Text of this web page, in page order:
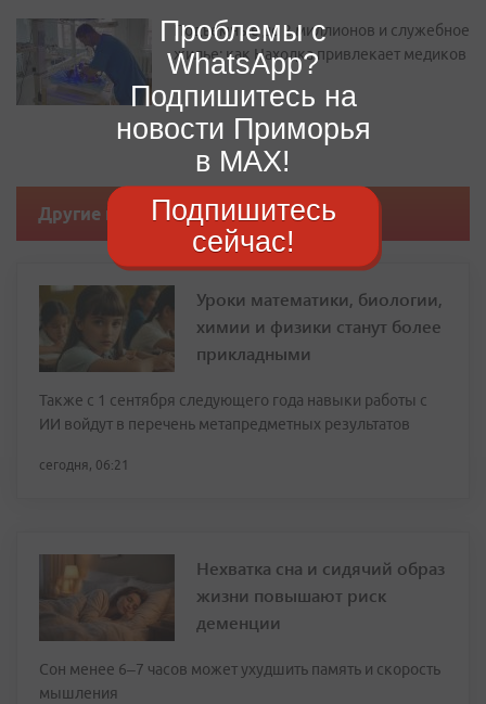
Подъемные до 2 миллионов и служебное
жилье: как Находка привлекает медиков
Другие новости
Уроки математики, биологии,
химии и физики станут более
прикладными
Также с 1 сентября следующего года навыки работы с
ИИ войдут в перечень метапредметных результатов
сегодня, 06:21
Нехватка сна и сидячий образ
жизни повышают риск
деменции
Сон менее 6–7 часов может ухудшить память и скорость
мышления
Проблемы с
WhatsApp?
Подпишитесь на
новости Приморья
в MAX!
Подпишитесь
сейчас!